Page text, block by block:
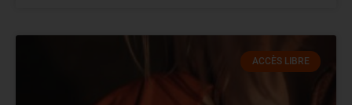
ACCÈS LIBRE